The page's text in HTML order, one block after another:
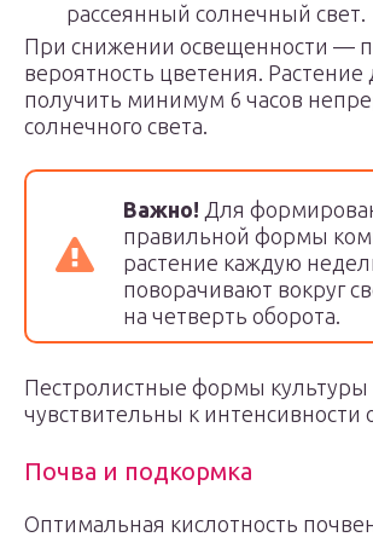
рассеянный солнечный свет.
При снижении освещенности —
вероятность цветения.
получить минимум 6 часов
солнечного света.
Важно! Для
правильной формы
растение каждую
поворачивают вокруг
на четверть оборота.
Пестролистные формы культуры
чувствительны к интенсивности
Почва и подкормка
Оптимальная кислотность